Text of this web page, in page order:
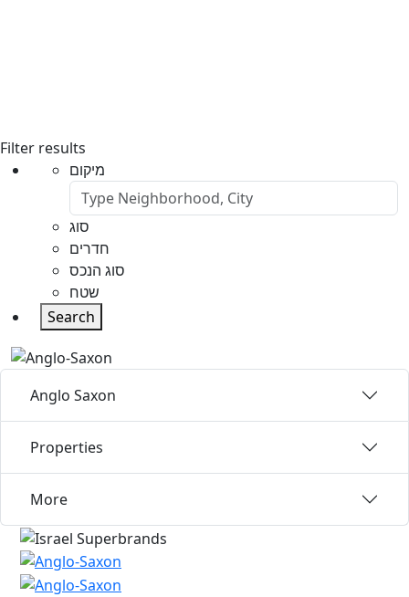
Filter results
מיקום
סוג
חדרים
סוג הנכס
שטח
Search
Anglo Saxon
Properties
More